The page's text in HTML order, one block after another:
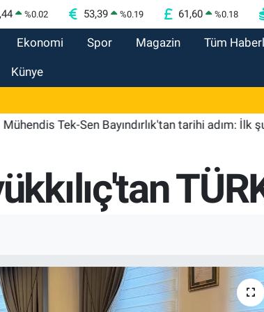
%0.02 53,39 %0.19 61,60 %0.18
Ekonomi Spor Magazin Tüm
Künye
Tek-Sen Bayındırlık'tan tarihi adım: İlk şube